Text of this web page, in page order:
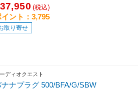
(税込)
イント：3,795
取り寄せ
ディオクエスト
ナナプラグ 500/BFA/G/SBW